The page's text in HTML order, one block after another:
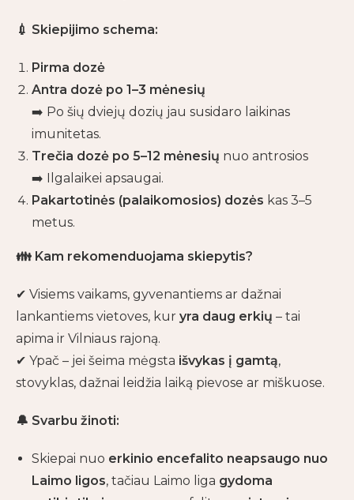
💉 Skiepijimo schema:
Pirma dozė
Antra dozė po 1–3 mėnesių
➡️ Po šių dviejų dozių jau susidaro laikinas
imunitetas.
Trečia dozė po 5–12 mėnesių nuo antrosios
➡️ Ilgalaikei apsaugai.
Pakartotinės (palaikomosios) dozės kas 3–5
metus.
👪 Kam rekomenduojama skiepytis?
✔ Visiems vaikams, gyvenantiems ar dažnai
lankantiems vietoves, kur yra daug erkių – tai
apima ir Vilniaus rajoną.
✔ Ypač – jei šeima mėgsta išvykas į gamtą,
stovyklas, dažnai leidžia laiką pievose ar miškuose.
🔔 Svarbu žinoti:
Skiepai nuo erkinio encefalito neapsaugo nuo
Laimo ligos, tačiau Laimo liga gydoma